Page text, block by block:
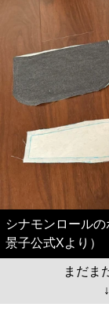
シナモンロール
景子公式Xより）
まだま